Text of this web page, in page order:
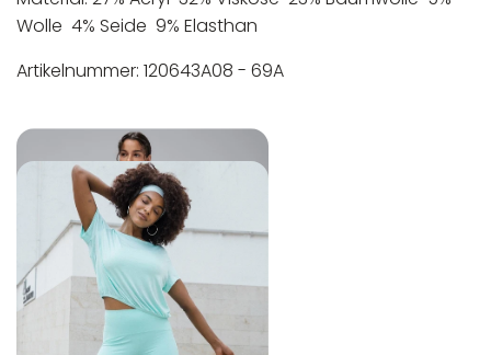
Wolle 4% Seide 9% Elasthan
Artikelnummer: 120643A08 - 69A
Maschinenwäsche bis 30°C
Nicht bleichen
Nicht bügeln
Nicht trocknergeeignet
In der EU niedergelassener verantwortlicher
Wirtschaftsakteur: